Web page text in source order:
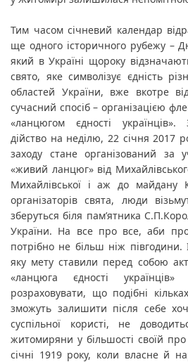
Тим часом січневий календар
ще одного історичного рубежу –
який в Україні щороку
свято, яке символізує єдність
областей України, вже вкотре
сучасний спосіб – організацією
«ланцюгом єдності українців».
дійство на неділю, 22 січня 2017
заходу стане організований за
«живий ланцюг» від
Михайлівської і аж до майдану
організаторів свята, люди
зберуться біля пам’ятника
України. На все про все, аби
потрібно не більш ніж
яку мету ставили перед собою
«ланцюга єдності
розраховувати, що подібні
зможуть залишити після себе
суспільної користі, не
житомиряни у більшості своїй про
січні 1919 року, коли власне й